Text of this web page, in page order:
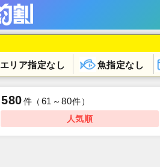
エリア指定なし 魚指定なし
580件 （ 61 ～ 80件）
人気順